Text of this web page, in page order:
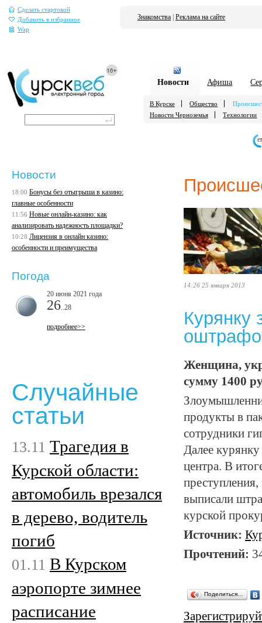
Сделать стартовой
Добавить в избранное
Wap
Знакомства Реклама на сайте
Новости Афиша
В Курске Общество
Новости Черноземья
Технологии
14:26 25 января 2013
Курянку
Женщина,
сумму 1400
продукты в
сотрудники
Далее
центра. В
выписали
курской
Источник:
Прочтений:
Поделиться…
Новости
18:00 Бонусы без отыгрыша в казино:
главные особенности
11:56 Новые онлайн-казино: как
анализировать надежность площадки?
10:28 Лицензия в онлайн казино:
особенности и преимущества
Погода
20 июня 2021 года
26 ..28
подробнее>>
Случайные
статьи
13.11 Трагедия в
Курской области:
автомобиль врезался
в дерево, водитель
погиб
01.11 В Курском
аэропорте зимнее
расписание